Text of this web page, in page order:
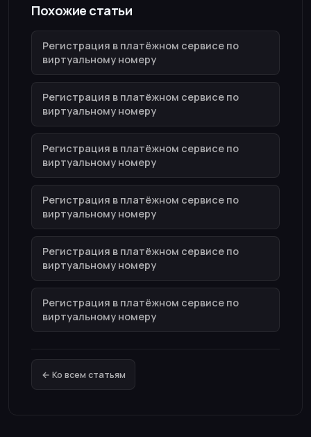
Похожие статьи
Регистрация в платёжном сервисе по
виртуальному номеру
Регистрация в платёжном сервисе по
виртуальному номеру
Регистрация в платёжном сервисе по
виртуальному номеру
Регистрация в платёжном сервисе по
виртуальному номеру
Регистрация в платёжном сервисе по
виртуальному номеру
Регистрация в платёжном сервисе по
виртуальному номеру
← Ко всем статьям